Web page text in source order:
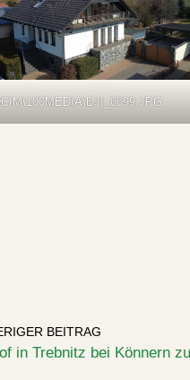
BEITRAG
in Trebnitz bei Könnern